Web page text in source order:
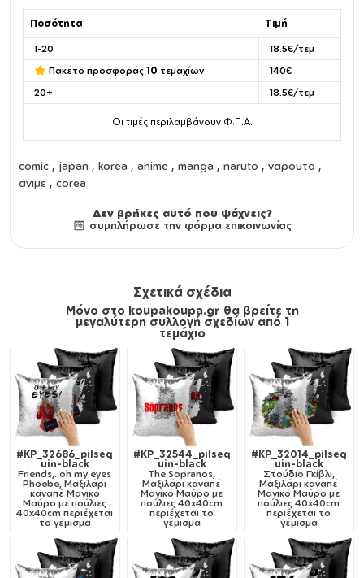
Ποσότητα Τιμή
1-20
18.5€/τεμ
Πακέτο προσφοράς 10 τεμαχίων
140€
20+
18.5€/τεμ
Οι τιμές περιλαμβάνουν Φ.Π.Α.
comic , japan , korea , anime , manga , naruto , ναρουτο ,
ανιμε , corea
Δεν βρήκες αυτό που ψάχνεις?
συμπλήρωσε την φόρμα επικοινωνίας
Σχετικά σχέδια
Μόνο στο koupakoupa.gr θα βρείτε τη
μεγαλύτερη συλλογή σχεδίων από 1
τεμάχιο
#KP_32686_pilseq
uin-black
Friends,. oh my eyes
Phoebe, Μαξιλάρι
καναπέ Μαγικό
Μαύρο με πούλιες
40x40cm περιέχεται
το γέμισμα
#KP_32544_pilseq
uin-black
The Sopranos,
Μαξιλάρι καναπέ
Μαγικό Μαύρο με
πούλιες 40x40cm
περιέχεται το
γέμισμα
#KP_32014_pilseq
uin-black
Στούδιο Γκίβλι,
Μαξιλάρι καναπέ
Μαγικό Μαύρο με
πούλιες 40x40cm
περιέχεται το
γέμισμα